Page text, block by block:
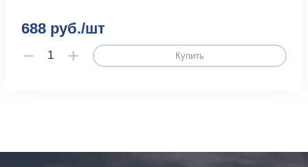
688 руб./шт
Купить